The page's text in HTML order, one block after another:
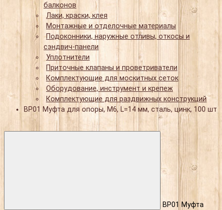
балконов
Лаки, краски, клея
Монтажные и отделочные материалы
Подоконники, наружные отливы, откосы и
сэндвич-панели
Уплотнители
Приточные клапаны и проветриватели
Комплектующие для москитных сеток
Оборудование, инструмент и крепеж
Комплектующие для раздвижных конструкций
BP01 Муфта для опоры, М6, L=14 мм, сталь, цинк, 100 шт
BP01 Муфта